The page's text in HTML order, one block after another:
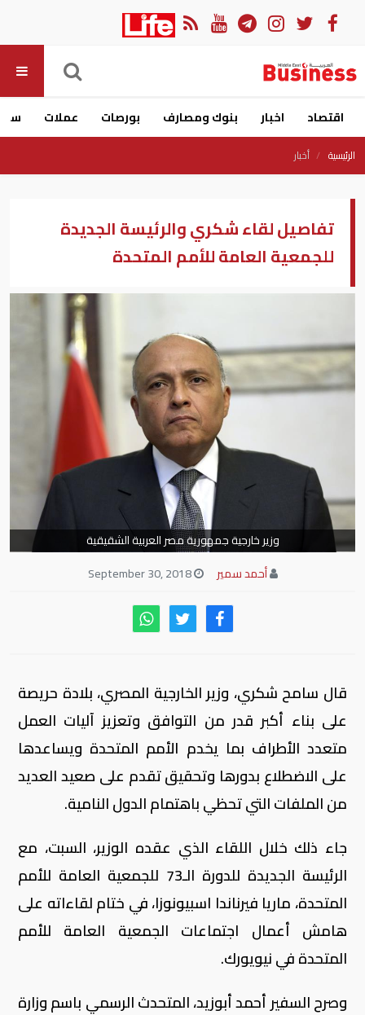
اقتصاد اخبار بنوك ومصارف بورصات عملات
الرئيسية أخبار
تفاصيل لقاء شكري والرئيسة الجديدة
للجمعية العامة للأمم المتحدة
وزير خارجية جمهورية مصر العربية الشقيقية
أحمد سمير
September 30, 2018
قال سامح شكري، وزير الخارجية المصري، بلادة حريصة
على بناء أكبر قدر من التوافق وتعزيز آليات العمل
متعدد الأطراف بما يخدم الأمم المتحدة ويساعدها
على الاضطلاع بدورها وتحقيق تقدم على صعيد العديد
من الملفات التي تحظي باهتمام الدول النامية.
جاء ذلك خلال اللقاء الذي عقده الوزير، السبت، مع
الرئيسة الجديدة للدورة الـ73 للجمعية العامة للأمم
المتحدة، ماريا فيرناندا اسبيونوزا، في ختام لقاءاته على
هامش أعمال اجتماعات الجمعية العامة للأمم
المتحدة في نيويورك.
وصرح السفير أحمد أبوزيد، المتحدث الرسمي باسم وزارة